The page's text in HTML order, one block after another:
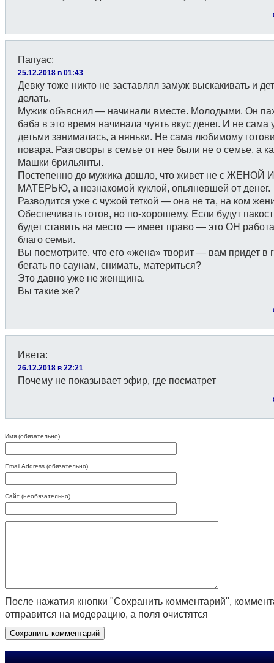
Папуас:
25.12.2018 в 01:43
Девку тоже никто не заставлял замуж выскакивать и
делать.
Мужик объяснил — начинали вместе. Молодыми. Он
баба в это время начинала чуять вкус денег. И не сама
детьми занималась, а няньки. Не сама любимому
повара. Разговоры в семье от нее были не о семье, а
Машки брильянты.
Постепенно до мужика дошло, что живет не с ЖЕНОЙ И
МАТЕРЬЮ, а незнакомой куклой, опьяневшей от денег.
Разводится уже с чужой теткой — она не та, на ком
Обеспечивать готов, но по-хорошему. Если будут
будет ставить на место — имеет право — это ОН
благо семьи.
Вы посмотрите, что его «жена» творит — вам придет в
бегать по саунам, снимать, материться?
Это давно уже не женщина.
Вы такие же?
Ивета:
26.12.2018 в 22:21
Почему не показывает эфир, где посматрет
Имя (обязательно)
Email Address (обязательно)
Сайт (необязательно)
После нажатия кнопки "Сохранить комментарий",
отправится на модерацию, а поля очистятся